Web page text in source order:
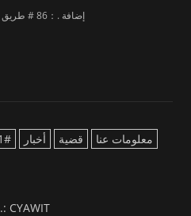
إضافة .：86 # طريق سانليي، ونزهو، تشجيانغ الصين
معلومات عنا قضية أخبار #1 (بدون عنوان)
لينك .: CYAWIT